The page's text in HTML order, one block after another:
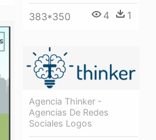
383*350 4 1
Agencia Thinker -
Agencias De Redes
Sociales Logos